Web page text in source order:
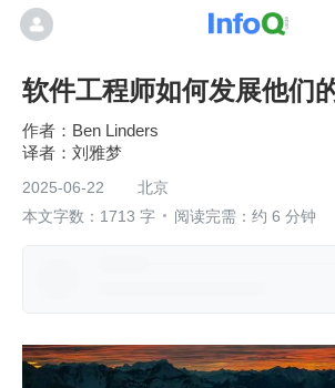
软件工程师如何发展他们
Ben Linders
刘雅梦
2025-06-22
北京
本文字数：1713 字
阅读完需：约 6 分钟